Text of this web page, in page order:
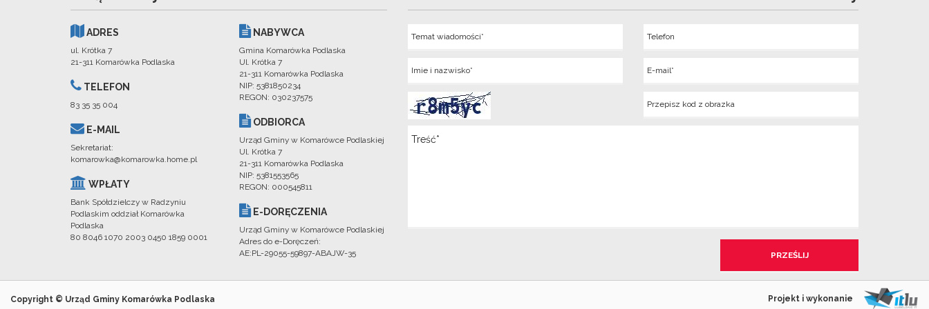
ADRES
ul. Krótka 7
21-311 Komarówka Podlaska
TELEFON
83 35 35 004
E-MAIL
Sekretariat:
komarowka@komarowka.home.pl
WPŁATY
Bank Spółdzielczy w Radzyniu
Podlaskim oddział Komarówka
Podlaska
80 8046 1070 2003 0450 1859 0001
NABYWCA
Gmina Komarówka Podlaska
Ul. Krótka 7
21-311 Komarówka Podlaska
NIP: 5381850234
REGON: 030237575
ODBIORCA
Urząd Gminy w Komarówce Podlaskiej
Ul. Krótka 7
21-311 Komarówka Podlaska
NIP: 5381553565
REGON: 000545811
E-DORĘCZENIA
Urząd Gminy w Komarówce Podlaskiej
Adres do e-Doręczeń:
AE:PL-29055-59897-ABAJW-35
Copyright © Urząd Gminy Komarówka Podlaska Projekt i wykonanie